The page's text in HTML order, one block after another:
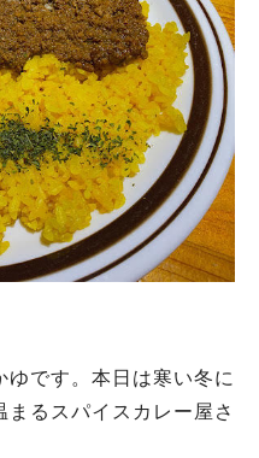
です。本日は寒い冬に
るスパイスカレー屋さ